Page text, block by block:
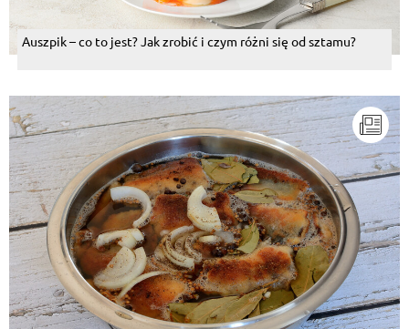
Auszpik – co to jest? Jak zrobić i czym różni się od sztamu?